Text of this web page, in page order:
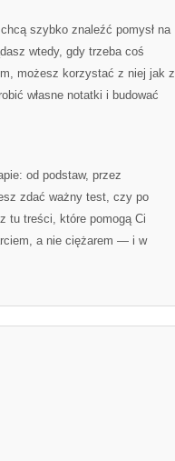
szybko znaleźć pomysł na
wtedy, gdy trzeba coś
możesz korzystać z niej jak z
własne notatki i budować
od podstaw, przez
zdać ważny test, czy po
tu treści, które pomogą Ci
a nie ciężarem — i w